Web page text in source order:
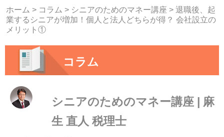
ホーム > コラム > シニアのためのマネー講座 > 退職後、起
業するシニアが増加！個人と法人どちらが得？ 会社設立の
メリット①
コラム
シニアのためのマネー講座 | 麻
生 直人 税理士